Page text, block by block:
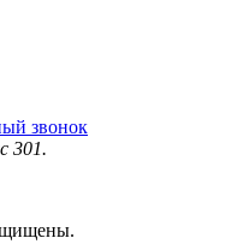
звонок
301.